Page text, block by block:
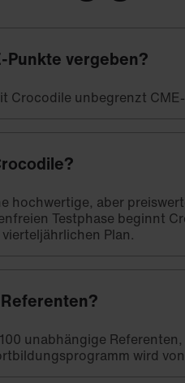
Punkte vergeben?
Crocodile unbegrenzt
hochwertige, aber
Testphase beginnt
Plan.
unabhängige
wird